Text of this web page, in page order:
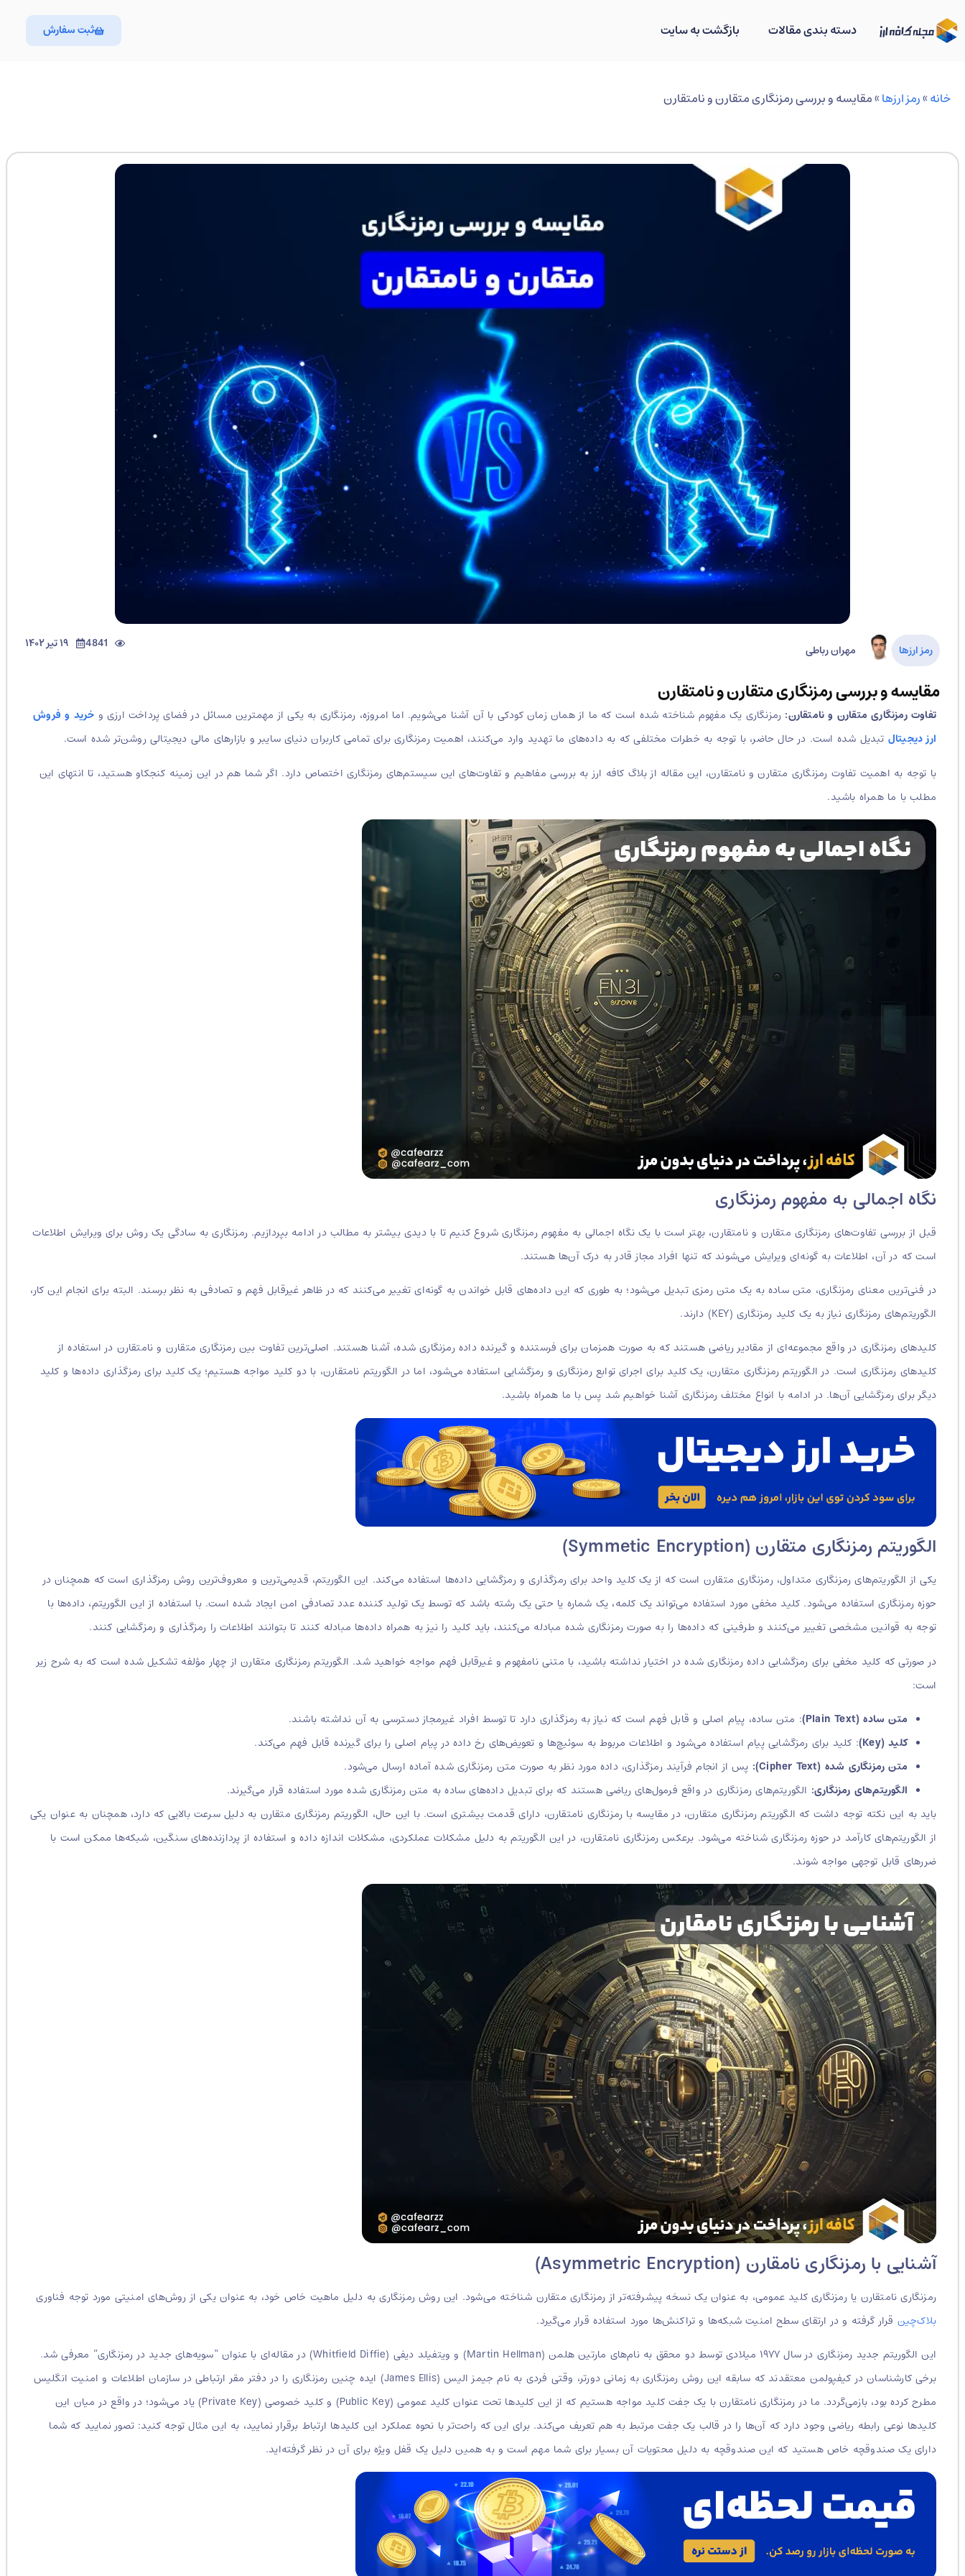
دسته بندی مقالات بازگشت به سایت ثبت سفارش
خانه»رمز ارزها»مقایسه و بررسی رمزنگاری متقارن و نامتقارن
رمز ارزها مهران رباطی 4841 ۱۹ تیر ۱۴۰۲
مقایسه و بررسی رمزنگاری متقارن و نامتقارن
تفاوت رمزنگاری متقارن و نامتقارن: رمزنگاری یک مفهوم شناخته شده‌ است که ما از همان زمان کودکی با آن آشنا می‌شویم. اما امروزه، رمزنگاری به یکی از مهمترین مسائل در فضای پرداخت ارزی و خرید و فروش
ارز دیجیتال تبدیل شده است. در حال حاضر، با توجه به خطرات مختلفی که به داده‌های ما تهدید وارد می‌کنند، اهمیت رمزنگاری برای تمامی کاربران دنیای سایبر و بازارهای مالی دیجیتالی روشن‌تر شده است.
با توجه به اهمیت تفاوت رمزنگاری متقارن و نامتقارن، این مقاله از بلاگ کافه ارز به بررسی مفاهیم و تفاوت‌های این سیستم‌های رمزنگاری اختصاص دارد. اگر شما هم در این زمینه کنجکاو هستید، تا انتهای این
مطلب با ما همراه باشید.
نگاه اجمالی به مفهوم رمزنگاری
قبل از بررسی تفاوت‌های رمزنگاری متقارن و نامتقارن، بهتر است با یک نگاه اجمالی به مفهوم رمزنگاری شروع کنیم تا با دیدی بیشتر به مطالب در ادامه بپردازیم. رمزنگاری به سادگی یک روش برای ویرایش اطلاعات
است که در آن، اطلاعات به گونه‌ای ویرایش می‌شوند که تنها افراد مجاز قادر به درک آن‌ها هستند.
در فنی‌ترین معنای رمزنگاری، متن ساده به یک متن رمزی تبدیل می‌شود؛ به طوری که این داده‌های قابل خواندن به گونه‌ای تغییر می‌کنند که در ظاهر غیرقابل فهم و تصادفی به نظر برسند. البته برای انجام این کار،
الگوریتم‌های رمزنگاری نیاز به یک کلید رمزنگاری (KEY) دارند.
کلیدهای رمزنگاری در واقع مجموعه‌ای از مقادیر ریاضی هستند که به صورت همزمان برای فرستنده و گیرنده داده رمزنگاری شده، آشنا هستند. اصلی‌ترین تفاوت بین رمزنگاری متقارن و نامتقارن در استفاده از
کلیدهای رمزنگاری است. در الگوریتم رمزنگاری متقارن، یک کلید برای اجرای توابع رمزنگاری و رمزگشایی استفاده می‌شود، اما در الگوریتم نامتقارن، با دو کلید مواجه هستیم؛ یک کلید برای رمزگذاری داده‌ها و کلید
دیگر برای رمزگشایی آن‌ها. در ادامه با انواع مختلف رمزنگاری آشنا خواهیم شد پس با ما همراه باشید.
الگوریتم رمزنگاری متقارن (Symmetic Encryption)
یکی از الگوریتم‌های رمزنگاری متداول، رمزنگاری متقارن است که از یک کلید واحد برای رمزگذاری و رمزگشایی داده‌ها استفاده می‌کند. این الگوریتم، قدیمی‌ترین و معروف‌ترین روش رمزگذاری است که همچنان در
حوزه رمزنگاری استفاده می‌شود. کلید مخفی مورد استفاده می‌تواند یک کلمه، یک شماره یا حتی یک رشته باشد که توسط یک تولید کننده عدد تصادفی امن ایجاد شده است. با استفاده از این الگوریتم، داده‌ها با
توجه به قوانین مشخصی تغییر می‌کنند و طرفینی که داده‌ها را به صورت رمزنگاری شده مبادله می‌کنند، باید کلید را نیز به همراه داده‌ها مبادله کنند تا بتوانند اطلاعات را رمزگذاری و رمزگشایی کنند.
در صورتی که کلید مخفی برای رمزگشایی داده رمزنگاری شده در اختیار نداشته باشید، با متنی نامفهوم و غیرقابل فهم مواجه خواهید شد. الگوریتم رمزنگاری متقارن از چهار مؤلفه تشکیل شده است که به شرح زیر
است:
متن ساده (Plain Text)
: متن ساده، پیام اصلی و قابل فهم است که نیاز به رمزگذاری دارد تا توسط افراد غیرمجاز دسترسی به آن نداشته باشند.
کلید (Key)
: کلید برای رمزگشایی پیام استفاده می‌شود و اطلاعات مربوط به سوئیچ‌ها و تعویض‌های رخ داده در پیام اصلی را برای گیرنده قابل فهم می‌کند.
متن رمزنگاری شده (Cipher Text):
پس از انجام فرآیند رمزگذاری، داده مورد نظر به صورت متن رمزنگاری شده آماده ارسال می‌شود.
الگوریتم‌های رمزنگاری: الگوریتم‌های رمزنگاری در واقع فرمول‌های ریاضی هستند که برای تبدیل داده‌های ساده به متن رمزنگاری شده مورد استفاده قرار می‌گیرند.
باید به این نکته توجه داشت که الگوریتم رمزنگاری متقارن، در مقایسه با رمزنگاری نامتقارن، دارای قدمت بیشتری است. با این حال، الگوریتم رمزنگاری متقارن به دلیل سرعت بالایی که دارد، همچنان به عنوان یکی
از الگوریتم‌های کارآمد در حوزه رمزنگاری شناخته می‌شود. برعکس رمزنگاری نامتقارن، در این الگوریتم به دلیل مشکلات عملکردی، مشکلات اندازه داده و استفاده از پردازنده‌های سنگین، شبکه‌ها ممکن است با
ضررهای قابل توجهی مواجه شوند.
آشنایی با رمزنگاری نامقارن (Asymmetric Encryption)
رمزنگاری نامتقارن یا رمزنگاری کلید عمومی، به عنوان یک نسخه پیشرفته‌تر از رمزنگاری متقارن شناخته می‌شود. این روش رمزنگاری به دلیل ماهیت خاص خود، به عنوان یکی از روش‌های امنیتی مورد توجه فناوری
بلاک‌چین قرار گرفته و در ارتقای سطح امنیت شبکه‌ها و تراکنش‌ها مورد استفاده قرار می‌گیرد.
این الگوریتم جدید رمزنگاری در سال ۱۹۷۷ میلادی توسط دو محقق به نام‌های مارتین هلمن (Martin Hellman) و ویتفیلد دیفی (Whitfield Diffie) در مقاله‌ای با عنوان “سویه‌های جدید در رمزنگاری” معرفی شد.
برخی کارشناسان در کیفپولمن معتقدند که سابقه این روش رمزنگاری به زمانی دورتر، وقتی فردی به نام جیمز الیس (James Ellis) ایده چنین رمزنگاری را در دفتر مقر ارتباطی در سازمان اطلاعات و امنیت انگلیس
مطرح کرده بود، بازمی‌گردد. ما در رمزنگاری نامتقارن با یک جفت کلید مواجه هستیم که از این کلیدها تحت عنوان کلید عمومی (Public Key) و کلید خصوصی (Private Key) یاد می‌شود؛ در واقع در میان این
کلیدها نوعی رابطه ریاضی وجود دارد که آن‌ها را در قالب یک جفت مرتبط به هم تعریف می‌کند. برای این که راحت‌تر با نحوه عملکرد این کلیدها ارتباط برقرار نمایید، به این مثال توجه کنید: تصور نمایید که شما
دارای یک صندوقچه خاص هستید که این صندوقچه به دلیل محتویات آن بسیار برای شما مهم است و به همین دلیل یک قفل ویژه برای آن در نظر گرفته‌اید.